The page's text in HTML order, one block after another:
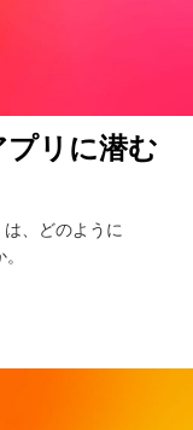
リに潜む
、どのように